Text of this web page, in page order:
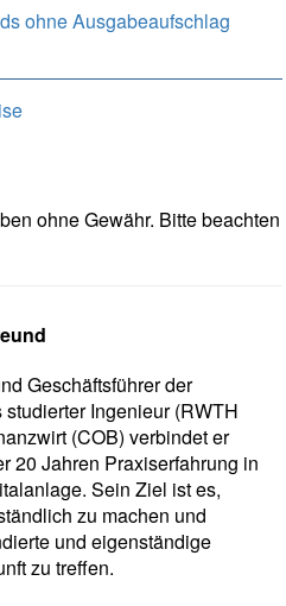
ohne Ausgabeaufschlag
ohne Gewähr. Bitte beachten
Geschäftsführer der
Ingenieur (RWTH
(COB) verbindet er
20 Jahren Praxiserfahrung in
Sein Ziel ist es,
zu machen und
und eigenständige
zu treffen.